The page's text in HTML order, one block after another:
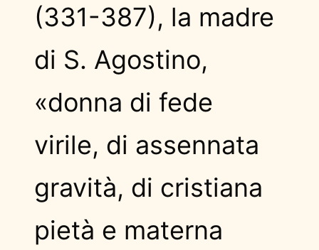
(331-387), la madre
di S. Agostino,
«donna di fede
virile, di assennata
gravità, di cristiana
pietà e materna